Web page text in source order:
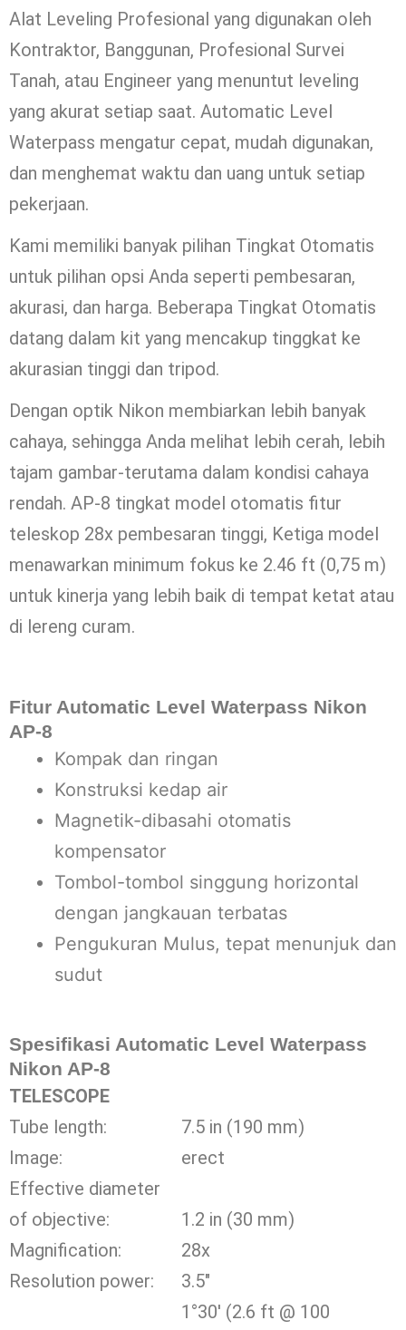
Alat Leveling Profesional yang digunakan oleh
Kontraktor, Banggunan, Profesional Survei
Tanah, atau Engineer yang menuntut leveling
yang akurat setiap saat. Automatic Level
Waterpass mengatur cepat, mudah digunakan,
dan menghemat waktu dan uang untuk setiap
pekerjaan.
Kami memiliki banyak pilihan Tingkat Otomatis
untuk pilihan opsi Anda seperti pembesaran,
akurasi, dan harga. Beberapa Tingkat Otomatis
datang dalam kit yang mencakup tinggkat ke
akurasian tinggi dan tripod.
Dengan optik Nikon membiarkan lebih banyak
cahaya, sehingga Anda melihat lebih cerah, lebih
tajam gambar-terutama dalam kondisi cahaya
rendah. AP-8 tingkat model otomatis fitur
teleskop 28x pembesaran tinggi, Ketiga model
menawarkan minimum fokus ke 2.46 ft (0,75 m)
untuk kinerja yang lebih baik di tempat ketat atau
di lereng curam.
Fitur Automatic Level Waterpass Nikon
AP-8
Kompak dan ringan
Konstruksi kedap air
Magnetik-dibasahi otomatis
kompensator
Tombol-tombol singgung horizontal
dengan jangkauan terbatas
Pengukuran Mulus, tepat menunjuk dan
sudut
Spesifikasi Automatic Level Waterpass
Nikon AP-8
TELESCOPE
Tube length:
7.5 in (190 mm)
Image:
erect
Effective diameter
of objective:
1.2 in (30 mm)
Magnification:
28x
Resolution power:
3.5″
1°30′ (2.6 ft @ 100